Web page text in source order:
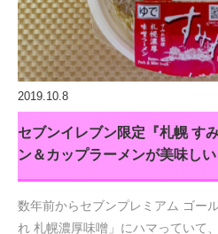
2019.10.8
セブンイレブン限定『札幌 す
ン＆カップラーメンが美味しい
数年前からセブンプレミアム ゴー
れ 札幌濃厚味噌」にハマっていて